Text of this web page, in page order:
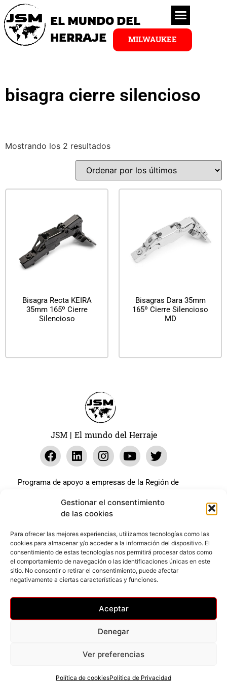
Gestionar el consentimiento
de las cookies
Para ofrecer las mejores experiencias, utilizamos tecnologías como las
cookies para almacenar y/o acceder a la información del dispositivo. El
consentimiento de estas tecnologías nos permitirá procesar datos como
el comportamiento de navegación o las identificaciones únicas en este
sitio. No consentir o retirar el consentimiento, puede afectar
negativamente a ciertas características y funciones.
Aceptar
Denegar
Ver preferencias
Política de cookiesPolítica de Privacidad
EL MUNDO DEL
HERRAJE
MILWAUKEE
bisagra cierre silencioso
Mostrando los 2 resultados
Bisagra Recta KEIRA
35mm 165º Cierre
Silencioso
Bisagras Dara 35mm
165º Cierre Silencioso
MD
JSM | El mundo del Herraje
Programa de apoyo a empresas de la Región de
económica de la pandemia Covid-19. La línea Covid-19
coste cero cofinanciada por la unión europea.
Beneficiario: JSM El mundo del Herraje, S.L. ///
Expediente: 2020.07.COSI.0483
Web desarrollada gracias al Programa Kit Digital
–Accesibilidad–Cookies
© Todos los derechos reservados